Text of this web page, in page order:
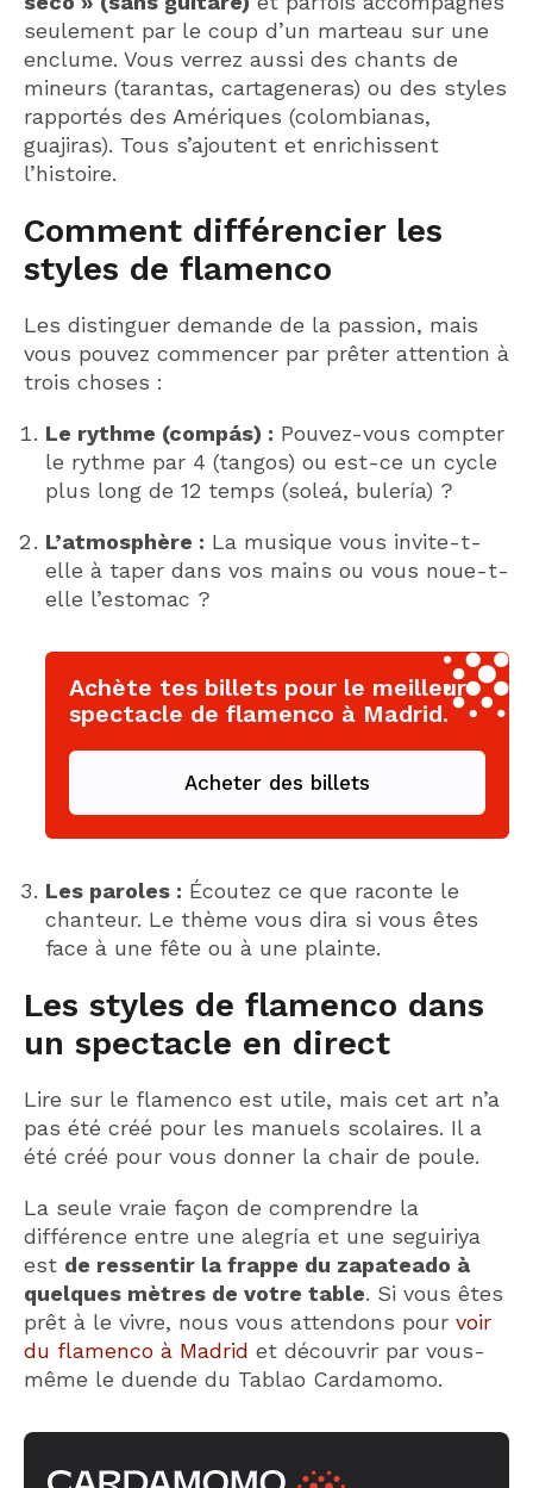
seulement par le coup d’un marteau sur une
enclume. Vous verrez aussi des chants de
mineurs (tarantas, cartageneras) ou des styles
rapportés des Amériques (colombianas,
guajiras). Tous s’ajoutent et enrichissent
l’histoire.
Comment différencier les
styles de flamenco
Les distinguer demande de la passion, mais
vous pouvez commencer par prêter attention à
trois choses :
Le rythme (compás) : Pouvez-vous compter
le rythme par 4 (tangos) ou est-ce un cycle
plus long de 12 temps (soleá, bulería) ?
L’atmosphère : La musique vous invite-t-
elle à taper dans vos mains ou vous noue-t-
elle l’estomac ?
Achète tes billets pour le meilleur
spectacle de flamenco à Madrid.
Acheter des billets
Les paroles : Écoutez ce que raconte le
chanteur. Le thème vous dira si vous êtes
face à une fête ou à une plainte.
Les styles de flamenco dans
un spectacle en direct
Lire sur le flamenco est utile, mais cet art n’a
pas été créé pour les manuels scolaires. Il a
été créé pour vous donner la chair de poule.
La seule vraie façon de comprendre la
différence entre une alegría et une seguiriya
est de ressentir la frappe du zapateado à
quelques mètres de votre table. Si vous êtes
prêt à le vivre, nous vous attendons pour voir
du flamenco à Madrid et découvrir par vous-
même le duende du Tablao Cardamomo.